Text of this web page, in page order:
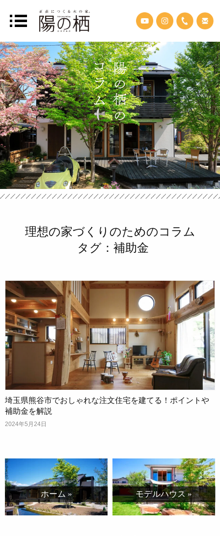
理想の家づくりのためのコラム
タグ：補助金
埼玉県熊谷市でおしゃれな注文住宅を建てる！ポイントや
補助金を解説
2024年5月24日
ホーム » モデルハウス »